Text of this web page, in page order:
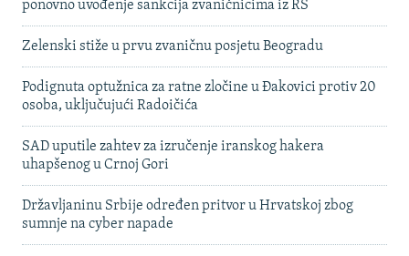
ponovno uvođenje sankcija zvaničnicima iz RS
Zelenski stiže u prvu zvaničnu posjetu Beogradu
Podignuta optužnica za ratne zločine u Đakovici protiv 20
osoba, uključujući Radoičića
SAD uputile zahtev za izručenje iranskog hakera
uhapšenog u Crnoj Gori
Državljaninu Srbije određen pritvor u Hrvatskoj zbog
sumnje na cyber napade